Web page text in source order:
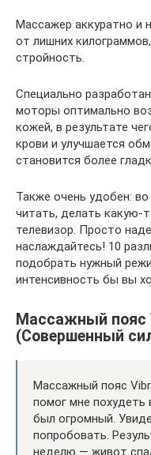
Массажер аккуратно и
от лишних
стройность.
Специально
моторы оптимально
кожей, в результате
крови и улучшается
становится более
Также очень удобен:
читать, делать какую-
телевизор. Просто
наслаждайтесь! 10
подобрать нужный
интенсивность бы вы
Массажный пояс
(Совершенный
Массажный пояс
помог мне
был огромный.
попробовать.
неделю — живот